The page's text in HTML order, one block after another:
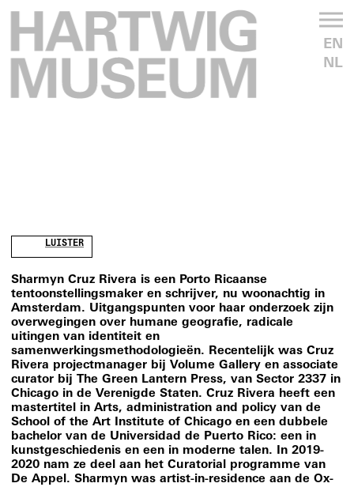
LUISTER
Sharmyn Cruz Rivera is een Porto Ricaanse
tentoonstellingsmaker en schrijver, nu woonachtig in
Amsterdam. Uitgangspunten voor haar onderzoek zijn
overwegingen over humane geografie, radicale
uitingen van identiteit en
samenwerkingsmethodologieën. Recentelijk was Cruz
Rivera projectmanager bij Volume Gallery en associate
curator bij The Green Lantern Press, van Sector 2337 in
Chicago in de Verenigde Staten. Cruz Rivera heeft een
mastertitel in Arts, administration and policy van de
School of the Art Institute of Chicago en een dubbele
bachelor van de Universidad de Puerto Rico: een in
kunstgeschiedenis en een in moderne talen. In 2019-
2020 nam ze deel aan het Curatorial programme van
De Appel. Sharmyn was artist-in-residence aan de Ox-
EN
NL